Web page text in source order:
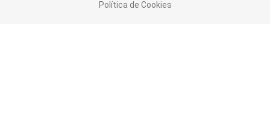
Política de Cookies